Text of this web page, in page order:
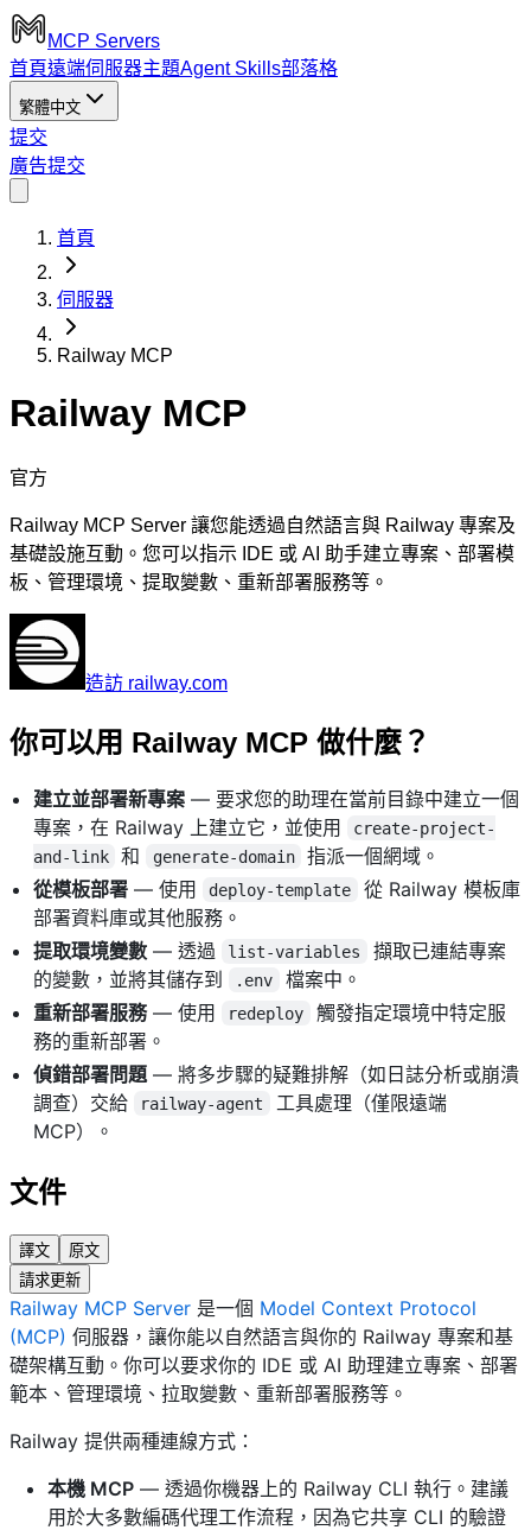
MCP Servers
首頁遠端伺服器主題Agent Skills部落格
繁體中文
提交
廣告提交
首頁
伺服器
Railway MCP
Railway MCP
官方
Railway MCP Server 讓您能透過自然語言與 Railway 專案及
基礎設施互動。您可以指示 IDE 或 AI 助手建立專案、部署模
板、管理環境、提取變數、重新部署服務等。
造訪 railway.com
你可以用 Railway MCP 做什麼？
建立並部署新專案 — 要求您的助理在當前目錄中建立一個
專案，在 Railway 上建立它，並使用
create-project-
and-link
和 generate-domain
指派一個網域。
從模板部署 — 使用 deploy-template
從 Railway 模板庫
部署資料庫或其他服務。
提取環境變數 — 透過 list-variables
擷取已連結專案
的變數，並將其儲存到
.env
檔案中。
重新部署服務— 使用 redeploy
觸發指定環境中特定服
務的重新部署。
偵錯部署問題 — 將多步驟的疑難排解（如日誌分析或崩潰
調查）交給
railway-agent
工具處理（僅限遠端
MCP）。
文件
譯文
原文
請求更新
Railway MCP Server 是一個 Model Context Protocol
(MCP) 伺服器，讓你能以自然語言與你的 Railway 專案和基
礎架構互動。你可以要求你的 IDE 或 AI 助理建立專案、部署
範本、管理環境、拉取變數、重新部署服務等。
Railway 提供兩種連線方式：
本機 MCP — 透過你機器上的 Railway CLI 執行。建議
用於大多數編碼代理工作流程，因為它共享 CLI 的驗證